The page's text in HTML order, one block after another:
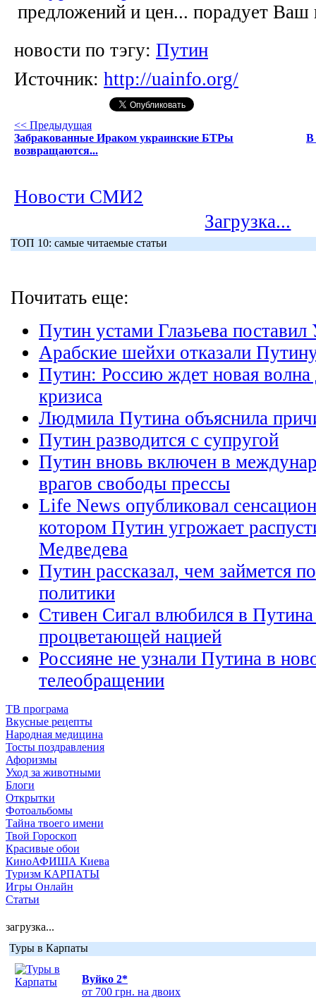
предложений и цен... порадует Ваш
новости по тэгу: Путин
Источник: http://uainfo.org/
<< Предыдущая
Забракованные Ираком украинские БТРы
возвращаются...
В
Новости СМИ2
Загрузка...
ТОП 10: самые читаемые статьи
Почитать еще:
Путин устами Глазьева
Арабские шейхи отказали
Путин: Россию ждет новая волна
кризиса
Людмила Путина объяснила
Путин разводится с супругой
Путин вновь включен в
врагов свободы прессы
Life News опубликовал
котором Путин угрожает
Медведева
Путин рассказал, чем займется
политики
Стивен Сигал влюбился в Путина
процветающей нацией
Россияне не узнали Путина в
телеобращении
ТВ програма
Вкусные рецепты
Народная медицина
Тосты поздравления
Афоризмы
Уход за животными
Блоги
Открытки
Фотоальбомы
Тайна твоего имени
Твой Гороскоп
Красивые обои
КиноАФИША Киева
Туризм КАРПАТЫ
Игры Онлайн
Статьи
загрузка...
Туры в Карпаты
Вуйко 2*
от 700 грн. на двоих